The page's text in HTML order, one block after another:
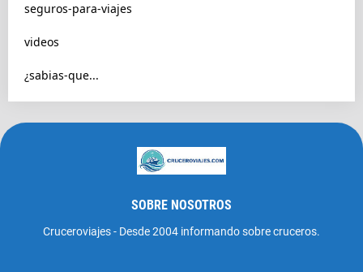
seguros-para-viajes
videos
¿sabias-que...
SOBRE NOSOTROS
Cruceroviajes - Desde 2004 informando sobre cruceros.